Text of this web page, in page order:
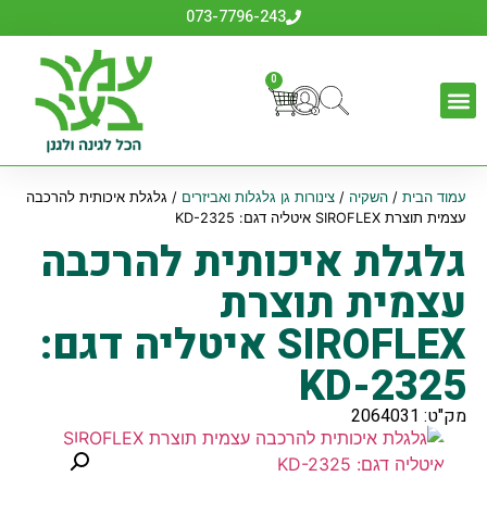
073-7796-243
0
עמוד הבית/ השקיה / צינורות גן גלגלות ואביזרים / גלגלת איכותית להרכבה
עצמית תוצרת SIROFLEX איטליה דגם: KD-2325
גלגלת איכותית להרכבה
עצמית תוצרת
SIROFLEX איטליה דגם:
KD-2325
מק"ט: 2064031